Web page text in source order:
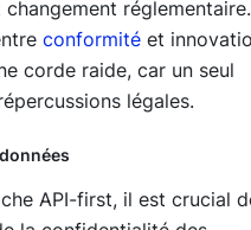
réglementaire.
conformité et
corde raide, car un seul
légales.
API-first, il est crucial